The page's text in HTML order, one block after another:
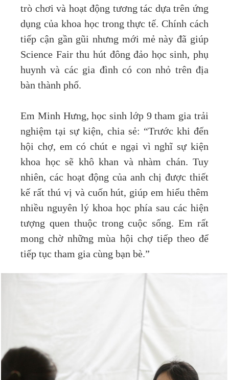
trò chơi và hoạt động tương tác dựa trên ứng
dụng của khoa học trong thực tế. Chính cách
tiếp cận gần gũi nhưng mới mẻ này đã giúp
Science Fair thu hút đông đảo học sinh, phụ
huynh và các gia đình có con nhỏ trên địa
bàn thành phố.
Em Minh Hưng, học sinh lớp 9 tham gia trải
nghiệm tại sự kiện, chia sẻ: “Trước khi đến
hội chợ, em có chút e ngại vì nghĩ sự kiện
khoa học sẽ khô khan và nhàm chán. Tuy
nhiên, các hoạt động của anh chị được thiết
kế rất thú vị và cuốn hút, giúp em hiểu thêm
nhiều nguyên lý khoa học phía sau các hiện
tượng quen thuộc trong cuộc sống. Em rất
mong chờ những mùa hội chợ tiếp theo để
tiếp tục tham gia cùng bạn bè.”